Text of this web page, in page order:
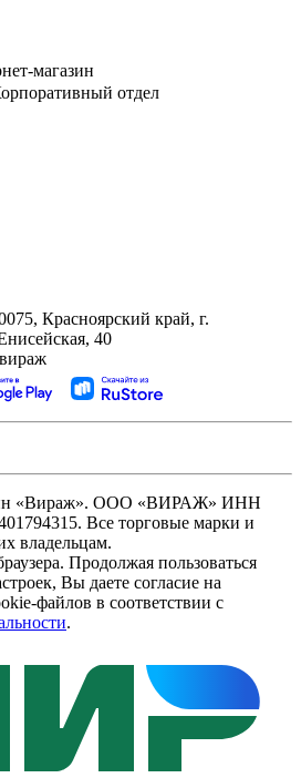
магазин
отдел
Красноярский край, г.
40
«Вираж». ООО «ВИРАЖ» ИНН
Все торговые марки и
владельцам.
Продолжая пользоваться
Вы даете согласие на
файлов в соответствии с
.